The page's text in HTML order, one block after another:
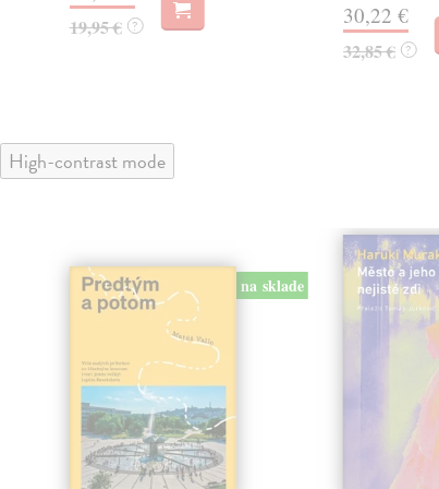
19,95 € ? 30,22 €
32,85 € ?
High-contrast mode
na sklade